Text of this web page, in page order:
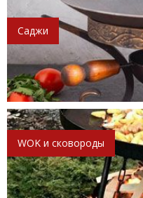
Саджи
WOK и сковороды